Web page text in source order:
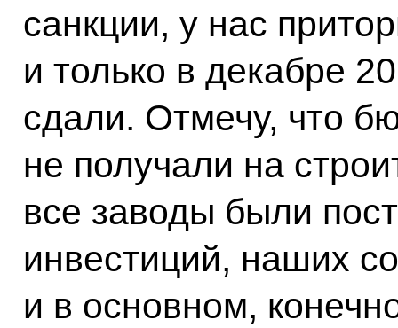
санкции, у нас
и только в декабре
сдали. Отмечу, что
не получали на
все заводы были
инвестиций, наших
и в основном,